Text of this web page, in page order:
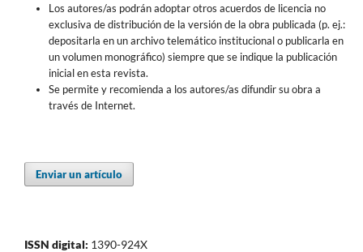
Los autores/as podrán adoptar otros acuerdos de licencia no
exclusiva de distribución de la versión de la obra publicada (p. ej.:
depositarla en un archivo telemático institucional o publicarla en
un volumen monográfico) siempre que se indique la publicación
inicial en esta revista.
Se permite y recomienda a los autores/as difundir su obra a
través de Internet.
Enviar un artículo
ISSN digital: 1390-924X